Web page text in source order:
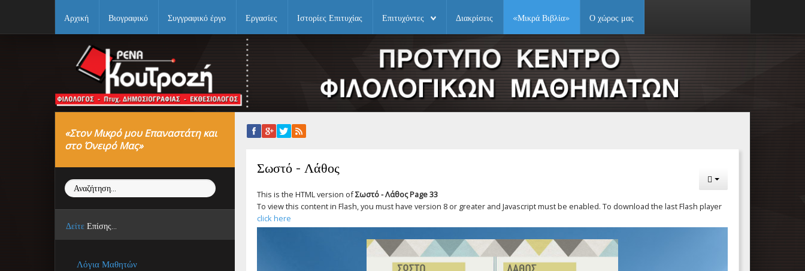
Συγγραφικό έργο
«Μικρά Βιβλία»
Αρχική Βιογραφικό Συγγραφικό έργο Εργασίες Ιστορίες Επιτυχίας Επιτυχόντες Διακρίσεις «Μικρά Βιβλία» Ο χώρος μας
Σωστό - Λάθος
This is the HTML version ofΣωστό - Λάθος Page 33
To view this content in Flash, you must have version 8 or greater and Javascript must be enabled. To download the last Flash player
click here
«Στον Μικρό μου Επαναστάτη και
στο Όνειρό Μας»
Αναζήτηση...
Δείτε Επίσης...
Λόγια Μαθητών